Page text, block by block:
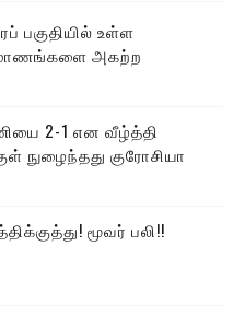
பகுதியில் உள்ள
அகற்ற
2-1 என வீழ்த்தி
நுழைந்தது குரோசியா
மூவர் பலி!!